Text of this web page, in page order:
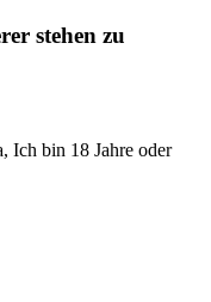
stehen zu
Ich bin 18 Jahre oder